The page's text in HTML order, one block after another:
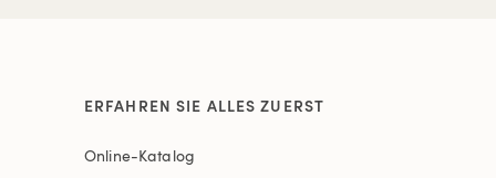
ERFAHREN SIE ALLES ZUERST
Online-Katalog